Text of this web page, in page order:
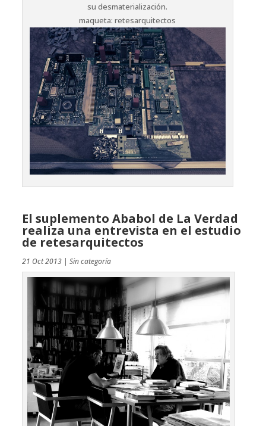
su desmaterialización.
maqueta: retesarquitectos
El suplemento Ababol de La Verdad
realiza una entrevista en el estudio
de retesarquitectos
21 Oct 2013| Sin categoría